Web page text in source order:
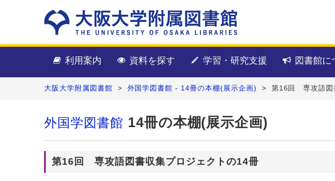
利用案内 資料を探す 学習・研究支援 図書館に
大阪大学附属図書館 > 外国学図書館 - 14冊の本棚(展示企画) > 第16回 専攻語図
外国学図書館 14冊の本棚(展示企画)
第16回 専攻語図書収集プロジェクトの14冊